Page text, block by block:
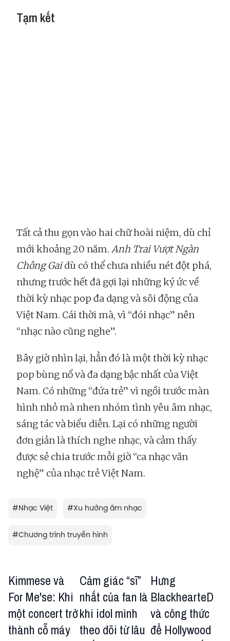
Tạm kết
Tất cả thu gọn vào hai chữ hoài niệm, dù chỉ
mới khoảng 20 năm. Anh Trai Vượt Ngàn
Chông Gaidù có thể chưa nhiều nét đột phá,
nhưng trước hết đã gợi lại những ký ức về
thời kỳ nhạc pop đa dạng và sôi động của
Việt Nam. Cái thời mà, vì “đói nhạc” nên
“nhạc nào cũng nghe”.
Bây giờ nhìn lại, hẳn đó là một thời kỳ nhạc
pop bùng nổ và đa dạng bậc nhất của Việt
Nam. Có những “đứa trẻ” vì ngồi trước màn
hình nhỏ mà nhen nhóm tình yêu âm nhạc,
sáng tác và biểu diễn. Lại có những người
đơn giản là thích nghe nhạc, và cảm thấy
được sẻ chia trước mỗi giờ “ca nhạc văn
nghệ” của nhạc trẻ Việt Nam.
#Nhạc Việt #Xu hướng âm nhạc
#Chương trình truyền hình
Kimmese và
For Me'se: Khi
một concert trở
thành cỗ máy
Cảm giác “sĩ”
nhất của fan là
khi idol mình
theo dõi từ lâu
Hưng
BlackhearteD
và công thức
để Hollywood